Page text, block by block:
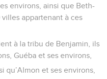
environs, ainsi que Beth-
appartenant à ces
à la tribu de Benjamin, ils
Guéba et ses environs,
qu’Almon et ses environs,